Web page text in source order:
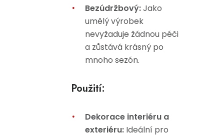
Bezúdržbový:Jako
umělý výrobek
nevyžaduje žádnou péči
a zůstává krásný po
mnoho sezón.
Použití:
Dekorace interiéru a
exteriéru: Ideální pro